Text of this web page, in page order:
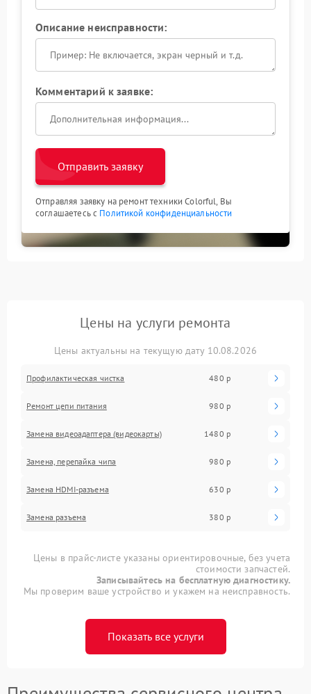
Описание неисправности:
Комментарий к заявке:
Отправить заявку
Отправляя заявку на ремонт техники Colorful, Вы
соглашаетесь с Политикой конфиденциальности
Цены на услуги ремонта
Цены актуальны на текущую дату 10.08.2026
Профилактическая чистка 480 р
Ремонт цепи питания 980 р
Замена видеоадаптера (видеокарты) 1480 р
Замена, перепайка чипа 980 р
Замена HDMI-разъема 630 р
Замена разъема 380 р
Цены в прайс-листе указаны ориентировочные, без учета
стоимости запчастей.
Записывайтесь на бесплатную диагностику.
Мы проверим ваше устройство и укажем на неисправность.
Показать все услуги